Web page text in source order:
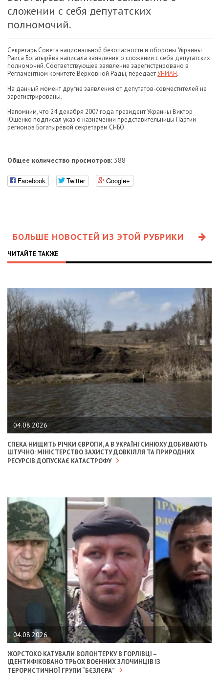
сложении с себя депутатских
полномочий.
Секретарь Совета национальной безопасности и обороны Украины
Раиса Богатырёва написала заявление о сложении с себя депутатских
полномочий. Соответствующее заявление зарегистрировано в
Регламентном комитете Верховной Рады, передаетУНИАН.
На данный момент другие заявления от депутатов-совместителей не
зарегистрированы.
Напомним, что 24 декабря 2007 года президент Украины Виктор
Ющенко подписал указ о назначении представительницы Партии
регионов Богатырёвой секретарем СНБО.
Общее количество просмотров: 388
Facebook Twitter Google+
БОЛЬШЕ НОВОСТЕЙ ИЗ ЭТОЙ РУБРИКИ
ЧИТАЙТЕ ТАКЖЕ
04.08.2026
СПЕКА НИЩИТЬ РІЧКИ ЄВРОПИ, А В УКРАЇНІ СИНЮХУ ДОБИВАЮТЬ
ШТУЧНО: МІНІСТЕРСТВО ЗАХИСТУ ДОВКІЛЛЯ ТА ПРИРОДНИХ
РЕСУРСІВ ДОПУСКАЄ КАТАСТРОФУ
04.08.2026
ЖОРСТОКО КАТУВАЛИ ВОЛОНТЕРКУ В ГОРЛІВЦІ –
ІДЕНТИФІКОВАНО ТРЬОХ ВОЄННИХ ЗЛОЧИНЦІВ ІЗ
ТЕРОРИСТИЧНОЇ ГРУПИ “БЄЗЛЄРА”